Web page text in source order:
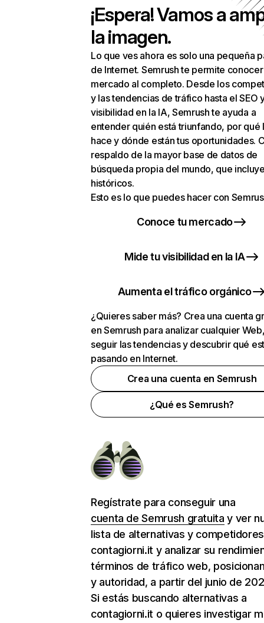
¡Espera! Vamos a
la imagen.
Lo que ves ahora es solo una pequeña
de Internet. Semrush te permite
mercado al completo. Desde los
y las tendencias de tráfico hasta el SEO
visibilidad en la IA, Semrush te ayuda a
entender quién está triunfando, por qué
hace y dónde están tus oportunidades.
respaldo de la mayor base de datos de
búsqueda propia del mundo, que
históricos.
Esto es lo que puedes hacer con
Conoce tu mercado
Mide tu visibilidad en la IA
Aumenta el tráfico orgánico
¿Quieres saber más? Crea una cuenta
en Semrush para analizar cualquier
seguir las tendencias y descubrir qué
pasando en Internet.
Crea una cuenta en Semrush
¿Qué es Semrush?
Regístrate para conseguir una
cuenta de Semrush gratuita y ver
lista de alternativas y
contagiorni.it y analizar su
términos de tráfico web,
y autoridad, a partir del junio de
Si estás buscando alternativas a
contagiorni.it o quieres investigar